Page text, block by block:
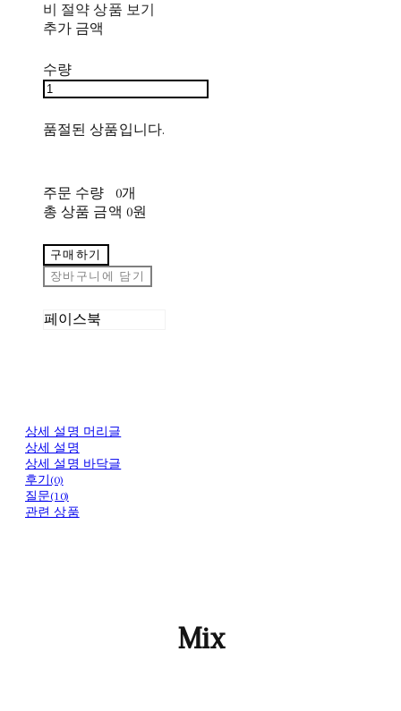
비 절약 상품 보기
추가 금액
수량
품절된 상품입니다.
주문 수량
0개
총 상품 금액 0원
구매하기
장바구니에 담기
페이스북
상세 설명 머리글
상세 설명
상세 설명 바닥글
후기(0)
질문(10)
관련 상품
Mix